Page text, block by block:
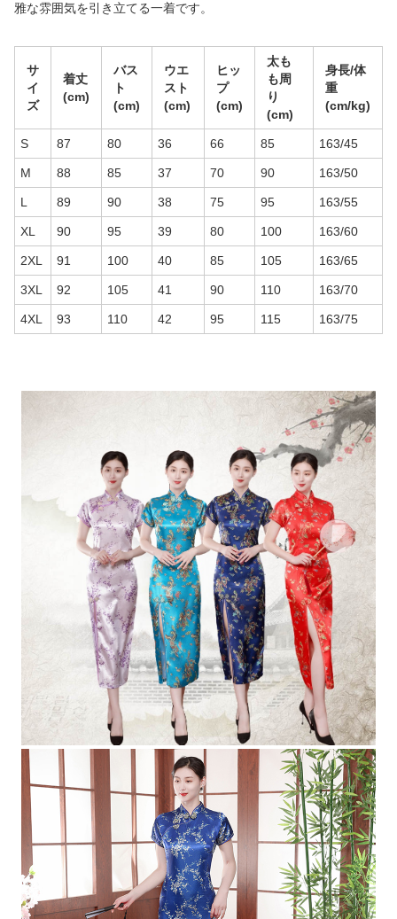
雅な雰囲気を引き立てる一着です。
サ
イ
ズ
着丈
(cm)
バス
ト
(cm)
ウエ
スト
(cm)
ヒッ
プ
(cm)
太も
も周
り
(cm)
身長/体
重
(cm/kg)
S 87 80 36 66 85 163/45
M 88 85 37 70 90 163/50
L 89 90 38 75 95 163/55
XL 90 95 39 80 100 163/60
2XL 91 100 40 85 105 163/65
3XL 92 105 41 90 110 163/70
4XL 93 110 42 95 115 163/75